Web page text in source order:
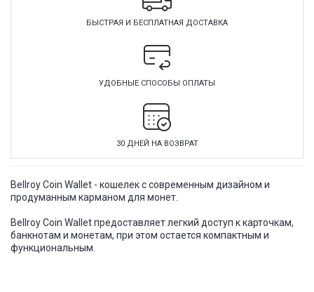
БЫСТРАЯ И БЕСПЛАТНАЯ ДОСТАВКА
УДОБНЫЕ СПОСОБЫ ОПЛАТЫ
30 ДНЕЙ НА ВОЗВРАТ
Bellroy Coin Wallet - кошелек с современным дизайном и
продуманным карманом для монет.
Bellroy Coin Wallet предоставляет легкий доступ к карточкам,
банкнотам и монетам, при этом остается компактным и
функциональным.